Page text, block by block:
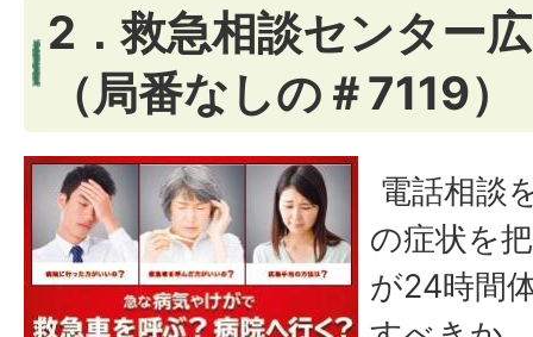
2．救急相談センター
（局番なしの＃7119）
電話相談
の症状を
が24時間